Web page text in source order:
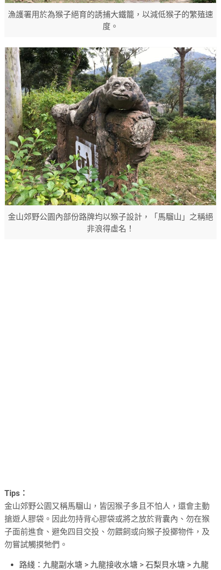
漁護署用於為猴子絕育的誘捕大鐵籠，以減低猴子的繁殖速
度。
金山郊野公園內部份路牌均以猴子設計，「馬騮山」之稱絕
非浪得虛名！
Tips：
金山郊野公園又稱馬騮山，皆因猴子多且不怕人，還會主動
搶遊人膠袋。因此勿持背心膠袋或將之放於背囊內、勿在猴
子面前進食、避免四目交投、勿餵飼或向猴子投擲物件，及
勿嘗試觸摸牠們。
路綫：九龍副水塘 > 九龍接收水塘 > 石梨貝水塘 > 九龍